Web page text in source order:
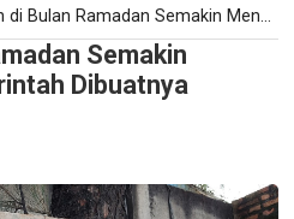
Ramadan Semakin Menggunung Pemerintah Dibuatnya Bingung
Semakin
Dibuatnya